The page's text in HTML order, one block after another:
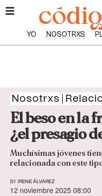
YO NOSOTRXS
Nosotrxs
El beso en la
¿el presagio
Muchísimas jóvenes
relacionada con este
BY IRENE ÁLVAREZ
12 noviembre 2025 08:00